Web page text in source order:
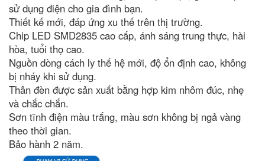
sử dụng điện cho gia đình bạn.
Thiết kế mới, đáp ứng xu thế trên thị trường.
Chip LED SMD2835 cao cấp, ánh sáng trung thực, hài
hòa, tuổi thọ cao.
Nguồn dòng cách ly thế hệ mới, độ ổn định cao, không
bị nháy khi sử dụng.
Thân đèn được sản xuất bằng hợp kim nhôm đúc, nhẹ
và chắc chắn.
Sơn tĩnh điện màu trắng, màu sơn không bị ngả vàng
theo thời gian.
Bảo hành 2 năm.